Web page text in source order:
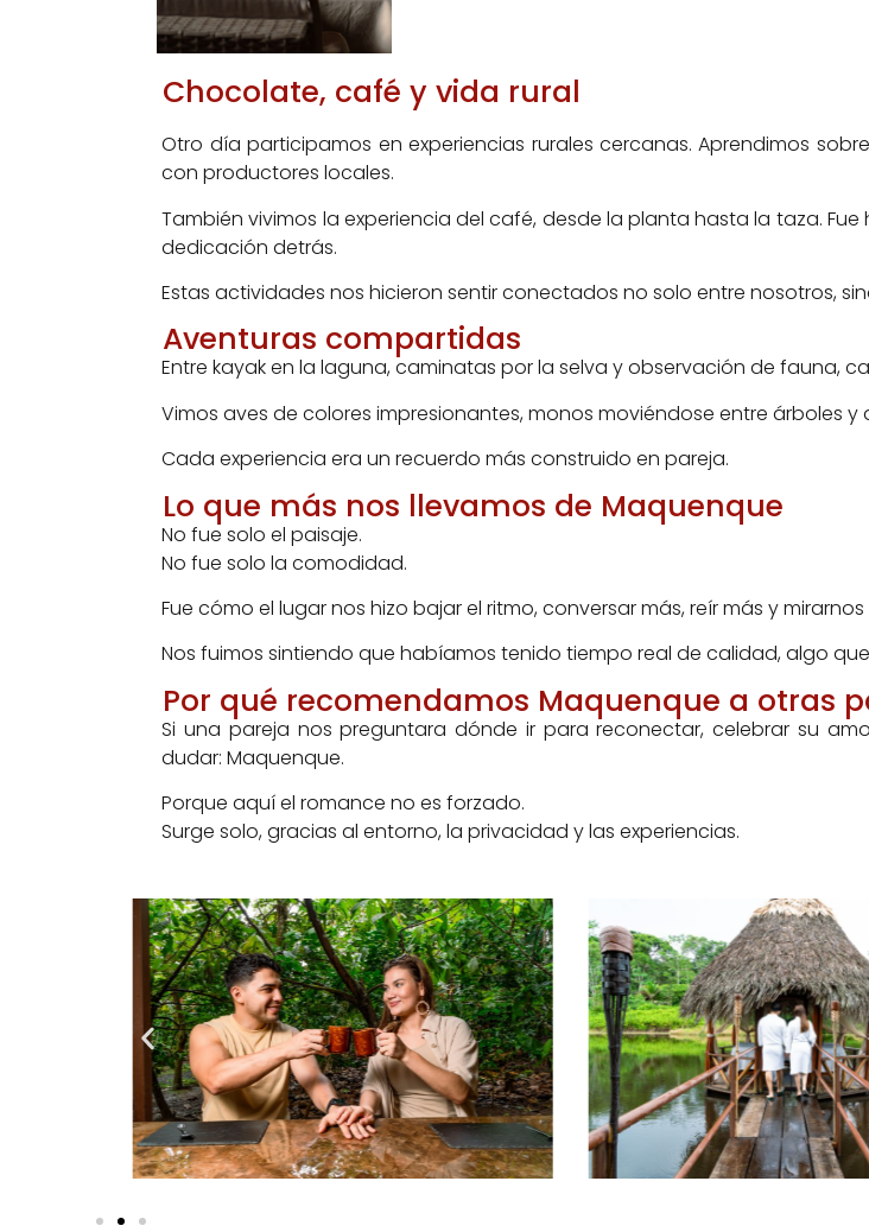
Chocolate, café y vida rural
Otro día participamos en experiencias rurales cercanas. Aprendimos
con productores locales.
También vivimos la experiencia del café, desde la planta hasta la taza.
dedicación detrás.
Estas actividades nos hicieron sentir conectados no solo entre nosotros,
Aventuras compartidas
Entre kayak en la laguna, caminatas por la selva y observación de fauna,
Vimos aves de colores impresionantes, monos moviéndose entre árboles
Cada experiencia era un recuerdo más construido en pareja.
Lo que más nos llevamos de Maquenque
No fue solo el paisaje.
No fue solo la comodidad.
Fue cómo el lugar nos hizo bajar el ritmo, conversar más, reír más y mirarnos
Nos fuimos sintiendo que habíamos tenido tiempo real de calidad, algo
Por qué recomendamos Maquenque a otras
Si una pareja nos preguntara dónde ir para reconectar, celebrar su
dudar: Maquenque.
Porque aquí el romance no es forzado.
Surge solo, gracias al entorno, la privacidad y las experiencias.